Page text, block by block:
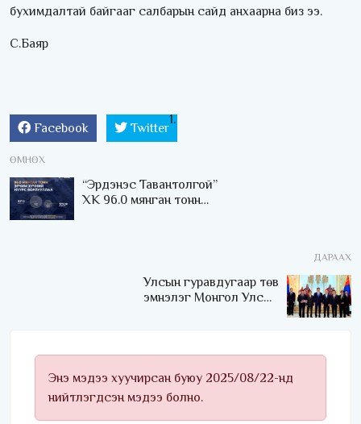
бухимдалтай байгааг салбарын сайд анхаарна биз ээ.
С.Баяр
Facebook Twitter
ӨМНӨХ
“Эрдэнэс Тавантолгой”
ХК 96.0 мянган тонн
ДАРААХ
Улсын гуравдугаар төв
эмнэлэг Монгол Улсын
Энэ мэдээ хуучирсан буюу 2025/08/22-нд
нийтлэгдсэн мэдээ болно.